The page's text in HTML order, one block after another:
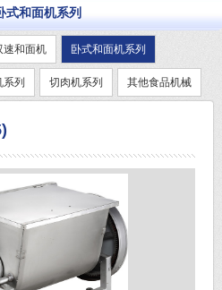
式和面机系列
速和面机 卧式和面机系列
列 切肉机系列 其他食品机械